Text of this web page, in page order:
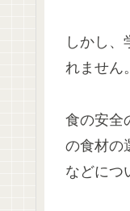
しかし
れません
食の安全
の食材の
などにつ